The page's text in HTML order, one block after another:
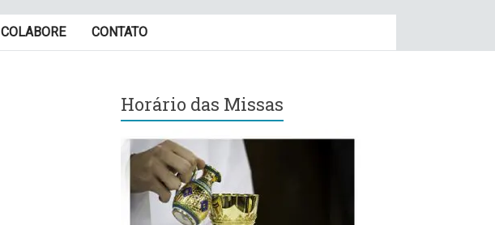
COLABORE CONTATO
Horário das Missas